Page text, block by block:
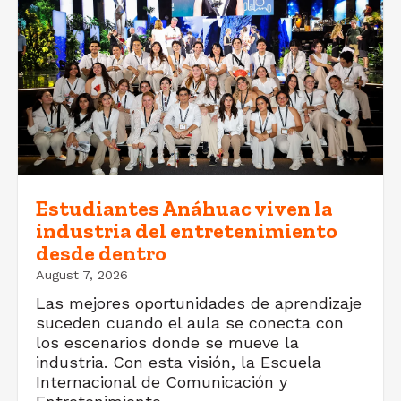
Estudiantes Anáhuac viven la
industria del entretenimiento
desde dentro
August 7, 2026
Las mejores oportunidades de aprendizaje
suceden cuando el aula se conecta con
los escenarios donde se mueve la
industria. Con esta visión, la Escuela
Internacional de Comunicación y